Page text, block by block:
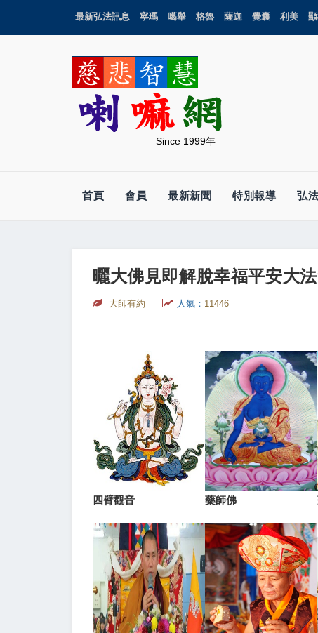
最新弘法訊息 寧瑪 噶舉 格魯 薩迦 覺囊 利美
Since 1999年
首頁 會員 最新新聞 特別報導 弘
曬大佛見即解脫幸福平安大
大師有約 人氣： 11446
四臂觀音 藥師佛